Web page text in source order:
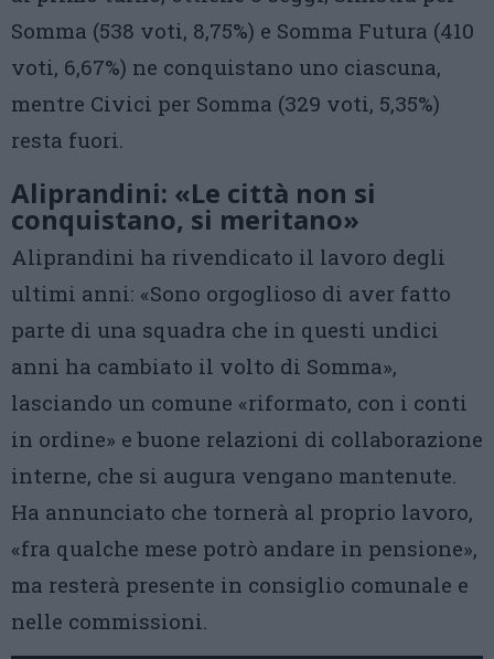
Somma (538 voti, 8,75%) e Somma Futura (410
voti, 6,67%) ne conquistano uno ciascuna,
mentre Civici per Somma (329 voti, 5,35%)
resta fuori.
Aliprandini: «Le città non si
conquistano, si meritano»
Aliprandini ha rivendicato il lavoro degli
ultimi anni: «Sono orgoglioso di aver fatto
parte di una squadra che in questi undici
anni ha cambiato il volto di Somma»,
lasciando un comune «riformato, con i conti
in ordine» e buone relazioni di collaborazione
interne, che si augura vengano mantenute.
Ha annunciato che tornerà al proprio lavoro,
«fra qualche mese potrò andare in pensione»,
ma resterà presente in consiglio comunale e
nelle commissioni.